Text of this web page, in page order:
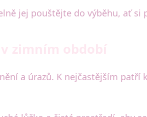
jej pouštějte do výběhu, ať si
a úrazů. K nejčastějším